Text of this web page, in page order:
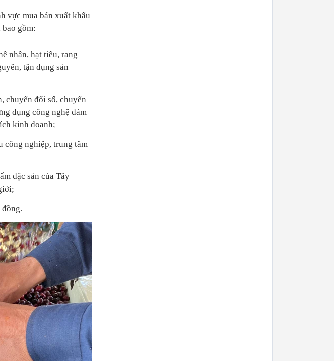
vực mua bán xuất khẩu
gồm:
nhân, hạt tiêu, rang
tận dụng sản
chuyển đổi số, chuyển
dụng công nghệ đảm
kinh doanh;
công nghiệp, trung tâm
đặc sản của Tây